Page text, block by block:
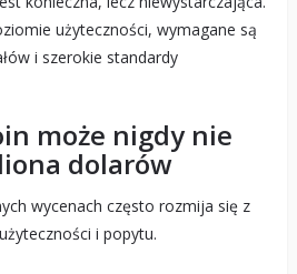
użyteczności, wymagane są
i szerokie standardy
może nigdy nie
dolarów
wycenach często rozmija się z
i popytu.